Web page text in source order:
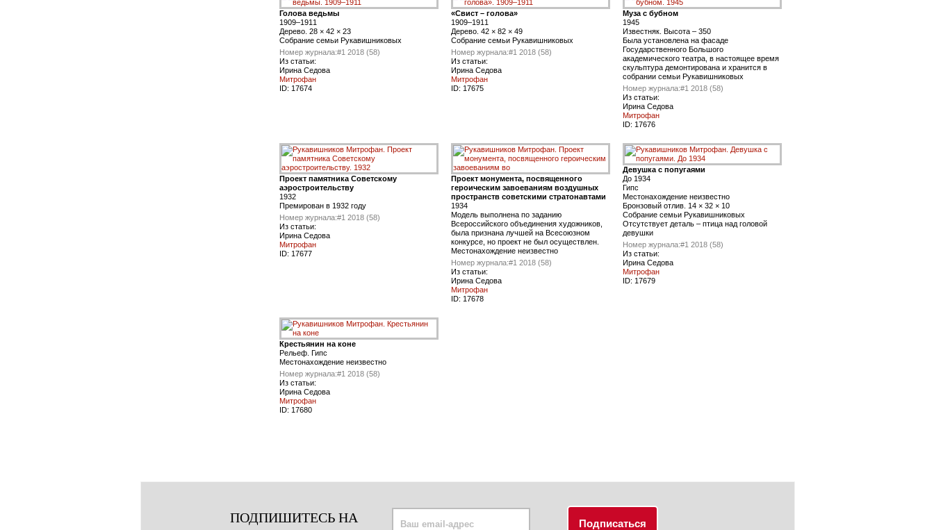
Голова ведьмы
1909–1911
Дерево. 28 × 42 × 23
Собрание семьи Рукавишниковых
Номер журнала:#1 2018 (58)
Из статьи:
Ирина Седова
Митрофан
ID: 17674
«Свист – голова»
1909–1911
Дерево. 42 × 82 × 49
Собрание семьи Рукавишниковых
Номер журнала:#1 2018 (58)
Из статьи:
Ирина Седова
Митрофан
ID: 17675
Муза с бубном
1945
Известняк. Высота – 350
Была установлена на фасаде
Государственного Большого
академического театра, в настоящее время
скульптура демонтирована и хранится в
собрании семьи Рукавишниковых
Номер журнала:#1 2018 (58)
Из статьи:
Ирина Седова
Митрофан
ID: 17676
Проект памятника Советскому
аэростроительству
1932
Премирован в 1932 году
Номер журнала:#1 2018 (58)
Из статьи:
Ирина Седова
Митрофан
ID: 17677
Проект монумента, посвященного
героическим завоеваниям воздушных
пространств советскими стратонавтами
1934
Модель выполнена по заданию
Всероссийского объединения художников,
была признана лучшей на Всесоюзном
конкурсе, но проект не был осуществлен.
Местонахождение неизвестно
Номер журнала:#1 2018 (58)
Из статьи:
Ирина Седова
Митрофан
ID: 17678
Девушка с попугаями
До 1934
Гипс
Местонахождение неизвестно
Бронзовый отлив. 14 × 32 × 10
Cобрание семьи Рукавишниковых
Отсутствует деталь – птица над головой
девушки
Номер журнала:#1 2018 (58)
Из статьи:
Ирина Седова
Митрофан
ID: 17679
Крестьянин на коне
Рельеф. Гипс
Местонахождение неизвестно
Номер журнала:#1 2018 (58)
Из статьи:
Ирина Седова
Митрофан
ID: 17680
ПОДПИШИТЕСЬ НА